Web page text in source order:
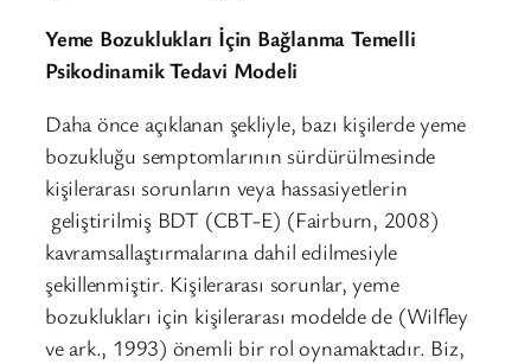
Yeme Bozuklukları İçin Bağlanma Temelli
Psikodinamik Tedavi Modeli
Daha önce açıklanan şekliyle, bazı kişilerde yeme
bozukluğu semptomlarının sürdürülmesinde
kişilerarası sorunların veya hassasiyetlerin
geliştirilmiş BDT (CBT-E) (Fairburn, 2008)
kavramsallaştırmalarına dahil edilmesiyle
şekillenmiştir. Kişilerarası sorunlar, yeme
bozuklukları için kişilerarası modelde de (Wilfley
ve ark., 1993) önemli bir rol oynamaktadır. Biz,